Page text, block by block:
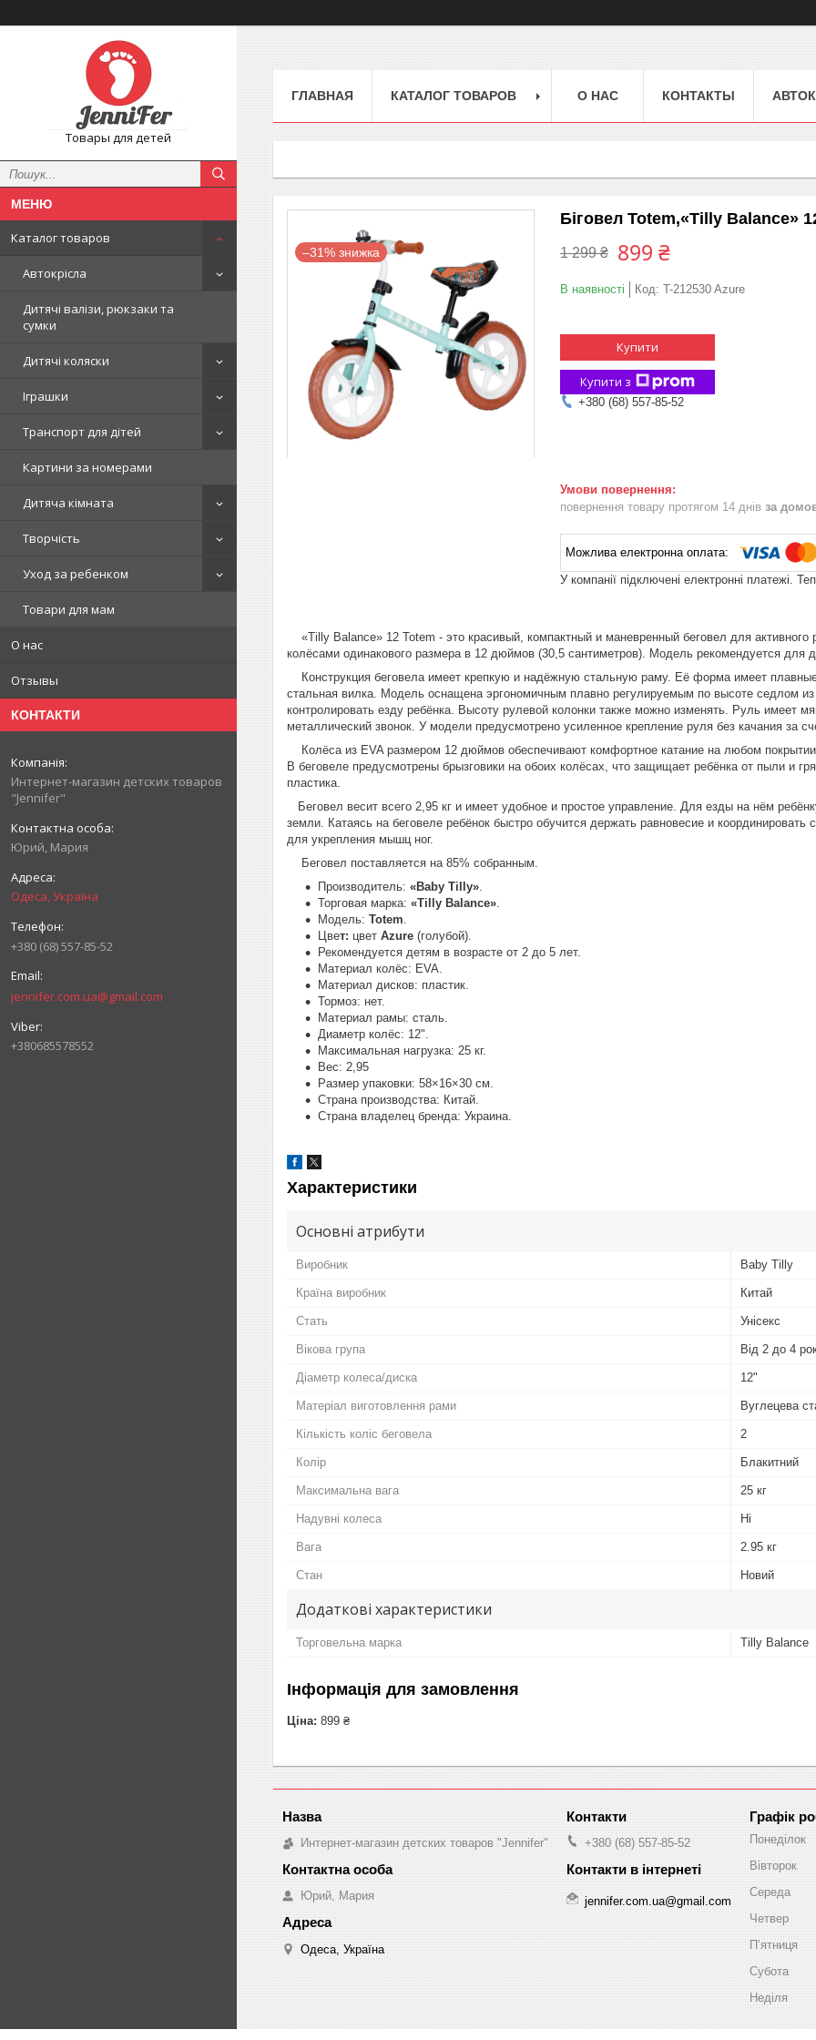
Товары для детей
Каталог товаров
Автокрісла
Дитячі валізи, рюкзаки та
сумки
Дитячі коляски
Іграшки
Транспорт для дітей
Картини за номерами
Дитяча кімната
Творчість
Уход за ребенком
Товари для мам
О нас
Отзывы
КОНТАКТИ
Интернет-магазин детских товаров
"Jennifer"
Юрий, Мария
Одеса, Україна
+380 (68) 557-85-52
jennifer.com.ua@gmail.com
+380685578552
ГЛАВНАЯ КАТАЛОГ ТОВАРОВ О НАС КОНТАКТЫ
–31%
Біговел Totem,«Tilly Balance»
1 299 ₴ 899 ₴
В наявності Код: T-212530 Azure
Купити
Купити з
+380 (68) 557-85-52
повернення товару протягом 14 днів за
У компанії підключені електронні платежі.
«Tilly Balance» 12 Totem - это красивый, компактный и маневренный беговел для
колёсами одинакового размера в 12 дюймов (30,5 сантиметров). Модель рекомендуется для
Конструкция беговела имеет крепкую и надёжную стальную раму. Её форма имеет
стальная вилка. Модель оснащена эргономичным плавно регулируемым по высоте седлом
контролировать езду ребёнка. Высоту рулевой колонки также можно изменять. Руль имеет
металлический звонок. У модели предусмотрено усиленное крепление руля без качания за
Колёса из EVA размером 12 дюймов обеспечивают комфортное катание на любом покрытии
В беговеле предусмотрены брызговики на обоих колёсах, что защищает ребёнка от пыли и
пластика.
Беговел весит всего 2,95 кг и имеет удобное и простое управление. Для езды на нём
земли. Катаясь на беговеле ребёнок быстро обучится держать равновесие и
для укрепления мышц ног.
Беговел поставляется на 85% собранным.
Производитель: «Baby Tilly»
Торговая марка: «Tilly Balance»
Модель: Totem
Цвет: цвет Azure (голубой).
Рекомендуется детям в возрасте от 2 до 5 лет.
Материал колёс: EVA.
Материал дисков: пластик.
Тормоз: нет.
Материал рамы: сталь.
Диаметр колёс: 12".
Максимальная нагрузка: 25 кг.
Вес: 2,95
Размер упаковки: 58×16×30 см.
Страна производства: Китай.
Страна владелец бренда: Украина.
Характеристики
Основні атрибути
Виробник Baby Tilly
Країна виробник Китай
Стать Унісекс
Вікова група Від 2 до 4
Діаметр колеса/диска 12"
Матеріал виготовлення рами Вуглецева
Кількість коліс беговела 2
Колір Блакитний
Максимальна вага 25 кг
Надувні колеса Ні
Вага 2.95 кг
Стан Новий
Додаткові характеристики
Торговельна марка Tilly Balance
Інформація для замовлення
Ціна: 899 ₴
Интернет-магазин детских товаров "Jennifer"
Юрий, Мария
Одеса, Україна
+380 (68) 557-85-52
jennifer.com.ua@gmail.com
Графік
Понеділок
Вівторок
Середа
Четвер
Пʼятниця
Субота
Неділя